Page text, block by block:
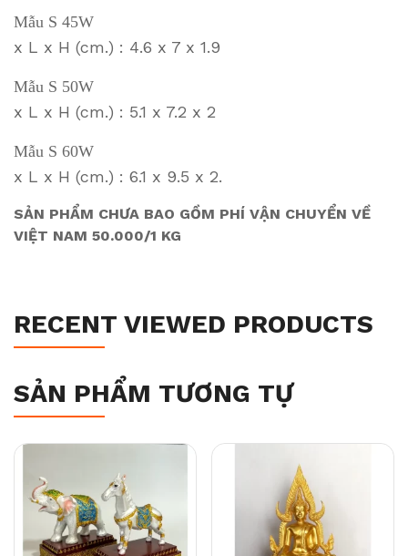
Mẫu S 45W
x L x H (cm.) : 4.6 x 7 x 1.9
Mẫu S 50W
x L x H (cm.) : 5.1 x 7.2 x 2
Mẫu S 60W
x L x H (cm.) : 6.1 x 9.5 x 2.
SẢN PHẨM CHƯA BAO GỒM PHÍ VẬN CHUYỂN VỀ
VIỆT NAM 50.000/1 KG
RECENT VIEWED PRODUCTS
SẢN PHẨM TƯƠNG TỰ